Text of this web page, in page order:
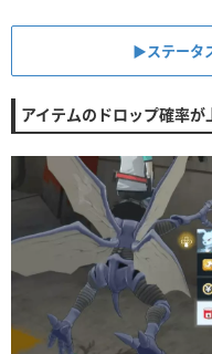
▶︎ステータ
アイテムのドロップ確率が